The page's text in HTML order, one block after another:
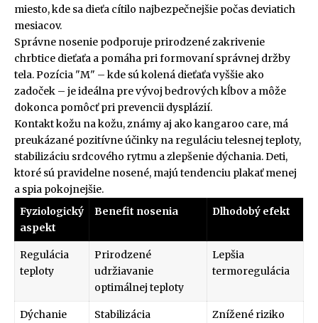
miesto, kde sa dieťa cítilo najbezpečnejšie počas deviatich
mesiacov.
Správne nosenie podporuje prirodzené zakrivenie
chrbtice dieťaťa a pomáha pri formovaní správnej držby
tela. Pozícia "M" – kde sú kolená dieťaťa vyššie ako
zadoček – je ideálna pre vývoj bedrových kĺbov a môže
dokonca pomôcť pri prevencii dysplázií.
Kontakt kožu na kožu, známy aj ako kangaroo care, má
preukázané pozitívne účinky na reguláciu telesnej teploty,
stabilizáciu srdcového rytmu a zlepšenie dýchania. Deti,
ktoré sú pravidelne nosené, majú tendenciu plakať menej
a spia pokojnejšie.
Fyziologický
aspekt
Benefit nosenia Dlhodobý efekt
Regulácia
teploty
Prirodzené
udržiavanie
optimálnej teploty
Lepšia
termoregulácia
Dýchanie Stabilizácia Znížené riziko